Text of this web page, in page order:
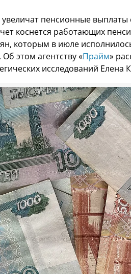
увеличат пенсионные выплаты
коснется работающих
которым в июле
этом агентству «Прайм»
исследований Елена